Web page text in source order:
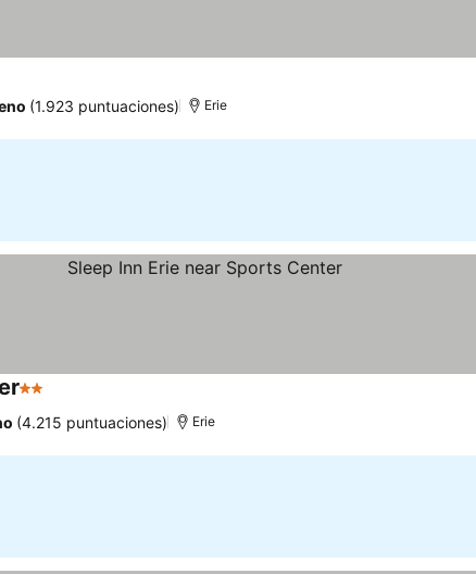
(1.923 puntuaciones) Erie
2 Estrellas
(4.215 puntuaciones) Erie